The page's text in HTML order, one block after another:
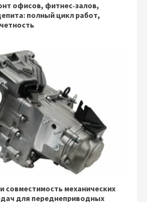
офисов, фитнес‑залов,
полный цикл работ,
совместимость механических
для переднеприводных